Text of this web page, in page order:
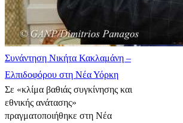
Συνάντηση Νικήτα Κακλαμάνη –
Ελπιδοφόρου στη Νέα Υόρκη
Σε «κλίμα βαθιάς συγκίνησης και
εθνικής ανάτασης»
πραγματοποιήθηκε στη Νέα